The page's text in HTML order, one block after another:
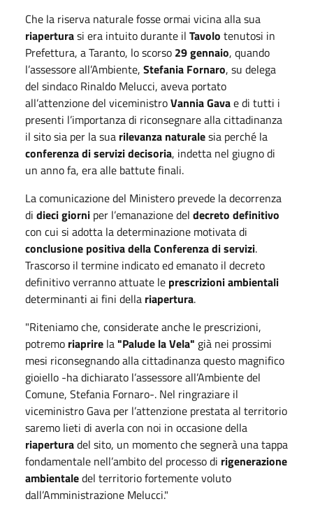
Che la riserva naturale fosse ormai vicina alla sua
riaperturasi era intuito durante il Tavolo tenutosi in
Prefettura, a Taranto, lo scorso 29 gennaio, quando
l’assessore all’Ambiente, Stefania Fornaro, su delega
del sindaco Rinaldo Melucci, aveva portato
all’attenzione del viceministroVannia Gavae di tutti i
presenti l’importanza di riconsegnare alla cittadinanza
il sito sia per la sua rilevanza naturalesia perché la
conferenza di servizi decisoria, indetta nel giugno di
un anno fa, era alle battute finali.
La comunicazione del Ministero prevede la decorrenza
di dieci giorni per l’emanazione del decreto definitivo
con cui si adotta la determinazione motivata di
conclusione positiva della Conferenza di servizi.
Trascorso il termine indicato ed emanato il decreto
definitivo verranno attuate le prescrizioni ambientali
determinanti ai fini della riapertura.
"Riteniamo che, considerate anche le prescrizioni,
potremo riaprire la"Palude la Vela" già nei prossimi
mesi riconsegnando alla cittadinanza questo magnifico
gioiello -ha dichiarato l’assessore all’Ambiente del
Comune, Stefania Fornaro-. Nel ringraziare il
viceministro Gava per l’attenzione prestata al territorio
saremo lieti di averla con noi in occasione della
riaperturadel sito, un momento che segnerà una tappa
fondamentale nell’ambito del processo di rigenerazione
ambientaledel territorio fortemente voluto
dall’Amministrazione Melucci."